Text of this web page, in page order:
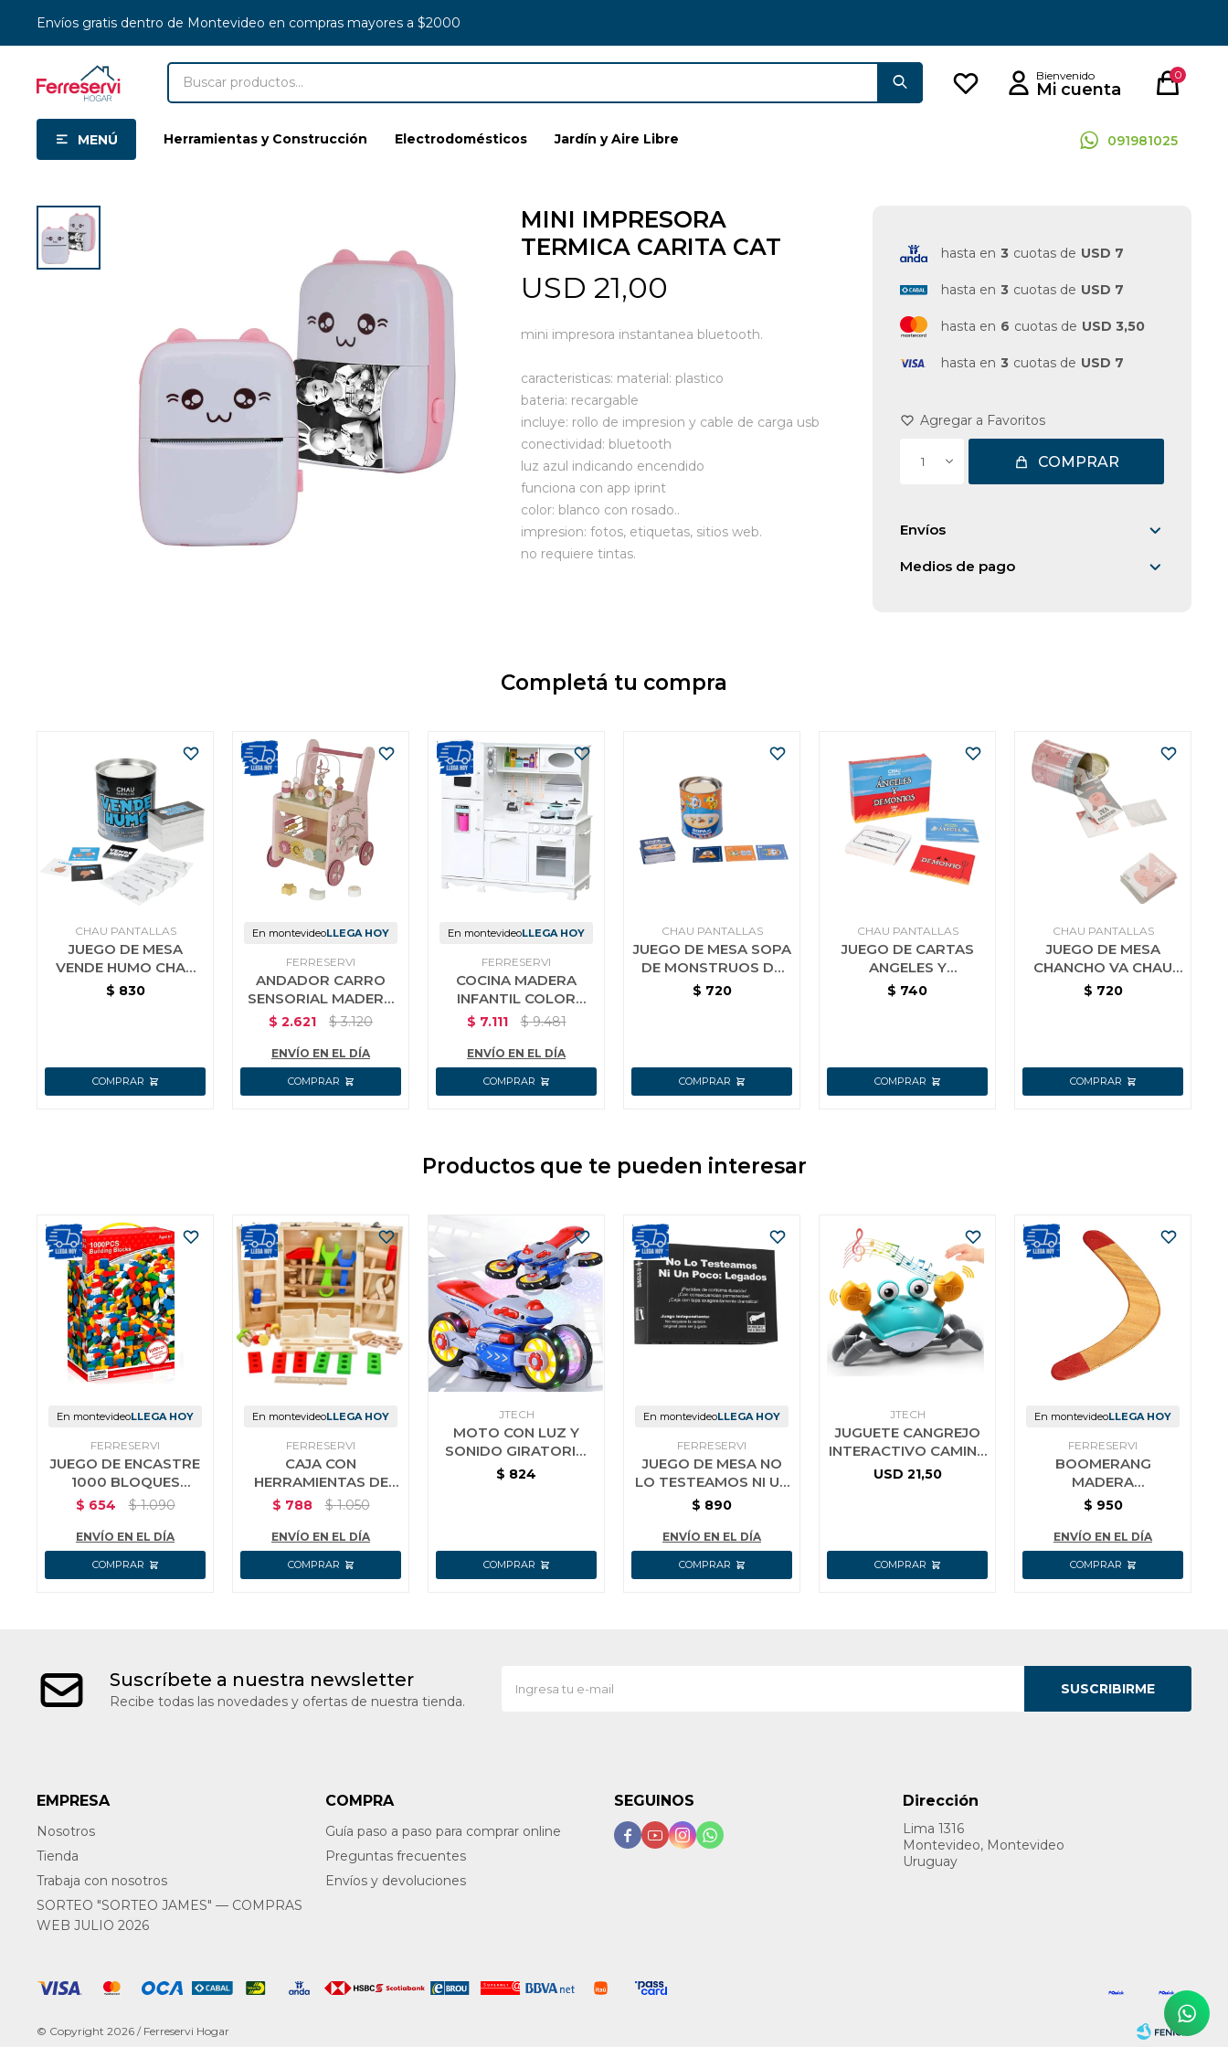
MENÚ Herramientas y Construcción Electrodomésticos Jardín y Aire Libre 091981025
0
Envíos gratis dentro de Montevideo en compras mayores a $2000
MINI IMPRESORA
TERMICA CARITA CAT
USD 21,00
mini impresora instantanea bluetooth.
caracteristicas: material: plastico
bateria: recargable
incluye: rollo de impresion y cable de carga usb
conectividad: bluetooth
luz azul indicando encendido
funciona con app iprint
color: blanco con rosado..
impresion: fotos, etiquetas, sitios web.
no requiere tintas.
hasta en 3 cuotas de USD 7
hasta en 3 cuotas de USD 7
hasta en 6 cuotas de USD 3,50
hasta en 3 cuotas de USD 7
1 COMPRAR
Envíos
Medios de pago
Completá tu compra
CHAU PANTALLAS
JUEGO DE MESA
VENDE HUMO CHAU
PANTALLAS
$ 830
En montevideoLLEGA HOY
FERRESERVI
ANDADOR CARRO
SENSORIAL MADERA
ROSADO JUGUETE
$ 2.621 $ 3.120
ENVÍO EN EL DÍA
En montevideoLLEGA HOY
FERRESERVI
COCINA MADERA
INFANTIL COLOR
BLANCO CON SET
$ 7.111 $ 9.481
ENVÍO EN EL DÍA
CHAU PANTALLAS
JUEGO DE MESA SOPA
DE MONSTRUOS DE
CHAU PANTALLAS
$ 720
CHAU PANTALLAS
JUEGO DE CARTAS
ANGELES Y
DEMONIOS - CHAU
$ 740
CHAU PANTALLAS
JUEGO DE MESA
CHANCHO VA CHAU
PANTALLAS
$ 720
Productos que te pueden interesar
En montevideoLLEGA HOY
FERRESERVI
JUEGO DE ENCASTRE
1000 BLOQUES
LADRILLO INFANTIL
$ 654 $ 1.090
ENVÍO EN EL DÍA
En montevideoLLEGA HOY
FERRESERVI
CAJA CON
HERRAMIENTAS DE
MADERA INFANTIL
$ 788 $ 1.050
ENVÍO EN EL DÍA
JTECH
MOTO CON LUZ Y
SONIDO GIRATORIO
MOVIMIENTOS 360°
$ 824
En montevideoLLEGA HOY
FERRESERVI
JUEGO DE MESA NO
LO TESTEAMOS NI UN
POCO LEGADOS
$ 890
ENVÍO EN EL DÍA
JTECH
JUGUETE CANGREJO
INTERACTIVO CAMINA
BAILA LUCES
USD 21,50
En montevideoLLEGA HOY
FERRESERVI
BOOMERANG
MADERA
AUSTRALIANA
$ 950
ENVÍO EN EL DÍA
Suscríbete a nuestra newsletter
Recibe todas las novedades y ofertas de nuestra tienda.
SUSCRIBIRME
EMPRESA
Nosotros
Tienda
Trabaja con nosotros
SORTEO "SORTEO JAMES" — COMPRAS
WEB JULIO 2026
COMPRA
Guía paso a paso para comprar online
Preguntas frecuentes
Envíos y devoluciones
Dirección
Lima 1316
Montevideo, Montevideo
Uruguay
SEGUINOS
   
© Copyright 2026 / Ferreservi Hogar